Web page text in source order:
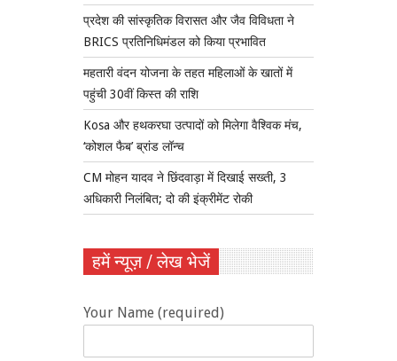
प्रदेश की सांस्कृतिक विरासत और जैव विविधता ने
BRICS प्रतिनिधिमंडल को किया प्रभावित
महतारी वंदन योजना के तहत महिलाओं के खातों में
पहुंची 30वीं किस्त की राशि
Kosa और हथकरघा उत्पादों को मिलेगा वैश्विक मंच,
‘कोशल फैब’ ब्रांड लॉन्च
CM मोहन यादव ने छिंदवाड़ा में दिखाई सख्ती, 3
अधिकारी निलंबित; दो की इंक्रीमेंट रोकी
हमें न्यूज़ / लेख भेजें
Your Name (required)